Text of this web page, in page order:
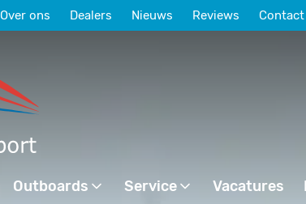
Over ons Dealers Nieuws Reviews Contact
Outboards Service Vacatures